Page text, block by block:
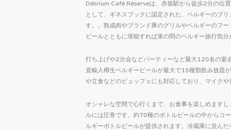
Délirium Café Réserveは、赤坂駅から徒歩2分の位
として、ギネスブックに認定された、ベルギーのブ
す。。熟成肉やブランド豚のグリルやベルギーのフ
ビールとともに堪能すれば束の間のベルギー旅行気分
打ち上げや2次会などパーティーなど最大120名の宴
直輸入樽生ベルギービールが最大で15種類飲み放題
や立食などのビュッフェにも対応しており、マイク
オシャレな空間で心行くまで、お食事を楽しめます
ルには圧巻です。約70種のボトルビールの中からコ
ルギーボトルビールが提供されます。冷蔵庫に並ん